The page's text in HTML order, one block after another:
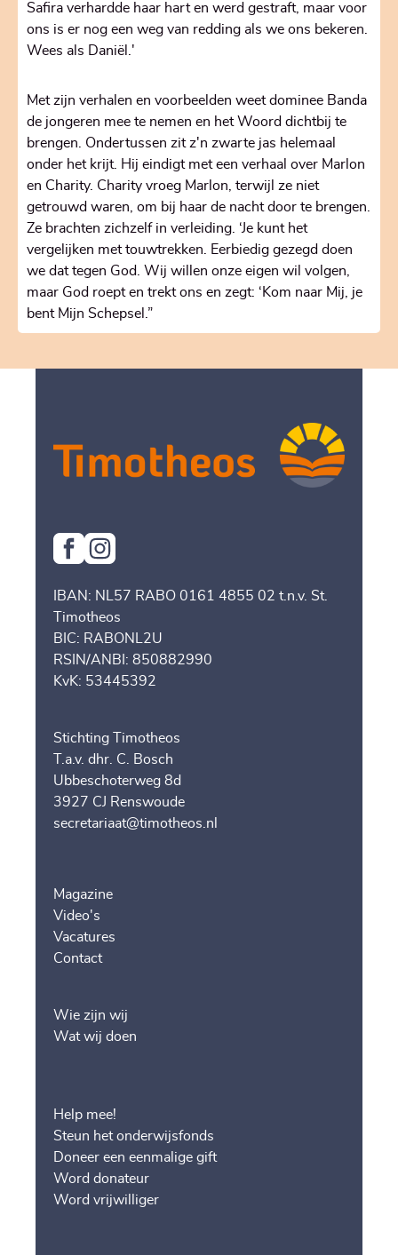
Safira verhardde haar hart en werd gestraft, maar voor
ons is er nog een weg van redding als we ons bekeren.
Wees als Daniël.'
Met zijn verhalen en voorbeelden weet dominee Banda
de jongeren mee te nemen en het Woord dichtbij te
brengen. Ondertussen zit z'n zwarte jas helemaal
onder het krijt. Hij eindigt met een verhaal over Marlon
en Charity. Charity vroeg Marlon, terwijl ze niet
getrouwd waren, om bij haar de nacht door te brengen.
Ze brachten zichzelf in verleiding. ‘Je kunt het
vergelijken met touwtrekken. Eerbiedig gezegd doen
we dat tegen God. Wij willen onze eigen wil volgen,
maar God roept en trekt ons en zegt: ‘Kom naar Mij, je
bent Mijn Schepsel.”
IBAN: NL57 RABO 0161 4855 02 t.n.v. St.
Timotheos
BIC: RABONL2U
RSIN/ANBI: 850882990
KvK: 53445392
Stichting Timotheos
T.a.v. dhr. C. Bosch
Ubbeschoterweg 8d
3927 CJ Renswoude
secretariaat@timotheos.nl
Magazine
Video's
Vacatures
Contact
Wie zijn wij
Wat wij doen
Help mee!
Steun het onderwijsfonds
Doneer een eenmalige gift
Word donateur
Word vrijwilliger